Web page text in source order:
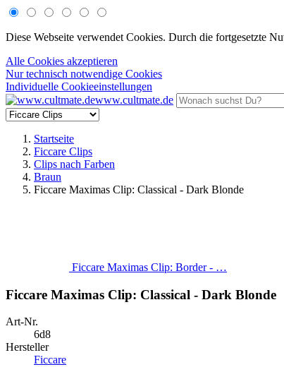
Diese Webseite verwendet Cookies. Durch die fortgesetzte
Alle Cookies akzeptieren
Nur technisch notwendige Cookies
Individuelle Cookieeinstellungen
www.cultmate.de
Startseite
Ficcare Clips
Clips nach Farben
Braun
Ficcare Maximas Clip: Classical - Dark Blonde
Ficcare Maximas Clip: Border - …
Ficcare Maximas Clip: Classical - Dark Blonde
Art-Nr.
6d8
Hersteller
Ficcare